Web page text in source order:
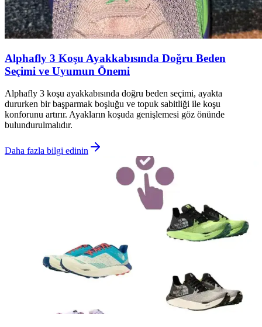
Alphafly 3 Koşu Ayakkabısında Doğru Beden
Seçimi ve Uyumun Önemi
Alphafly 3 koşu ayakkabısında doğru beden seçimi, ayakta
dururken bir başparmak boşluğu ve topuk sabitliği ile koşu
konforunu artırır. Ayakların koşuda genişlemesi göz önünde
bulundurulmalıdır.
Daha fazla bilgi edinin